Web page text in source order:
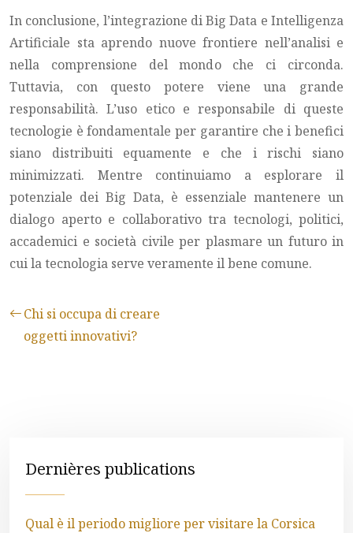
In conclusione, l’integrazione di Big Data e Intelligenza
Artificiale sta aprendo nuove frontiere nell’analisi e
nella comprensione del mondo che ci circonda.
Tuttavia, con questo potere viene una grande
responsabilità. L’uso etico e responsabile di queste
tecnologie è fondamentale per garantire che i benefici
siano distribuiti equamente e che i rischi siano
minimizzati. Mentre continuiamo a esplorare il
potenziale dei Big Data, è essenziale mantenere un
dialogo aperto e collaborativo tra tecnologi, politici,
accademici e società civile per plasmare un futuro in
cui la tecnologia serve veramente il bene comune.
Chi si occupa di creare
oggetti innovativi?
Dernières publications
Qual è il periodo migliore per visitare la Corsica